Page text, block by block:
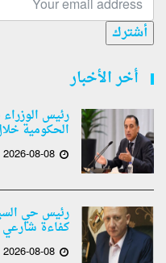
أشترك
أخر الأخبار
رئيس
الحكومية
2026-08-08
رئيس حي
كفاءة شارعي
2026-08-08